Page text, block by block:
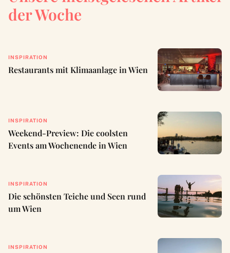
der Woche
INSPIRATION
Restaurants mit Klimaanlage in Wien
INSPIRATION
Weekend-Preview: Die coolsten
Events am Wochenende in Wien
INSPIRATION
Die schönsten Teiche und Seen rund
um Wien
INSPIRATION